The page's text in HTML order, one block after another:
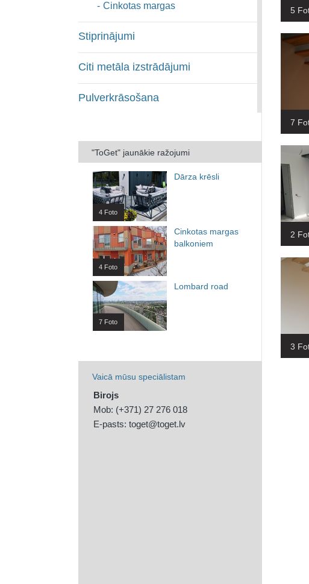
- Cinkotas margas
Stiprinājumi
Citi metāla izstrādājumi
Pulverkrāsošana
"ToGet" jaunākie ražojumi
Dārza krēsli
4 Foto
Cinkotas margas
balkoniem
4 Foto
Lombard road
7 Foto
Vaicā mūsu speciālistam
Birojs
Mob: (+371) 27 276 018
E-pasts: toget@toget.lv
5
7
2
3